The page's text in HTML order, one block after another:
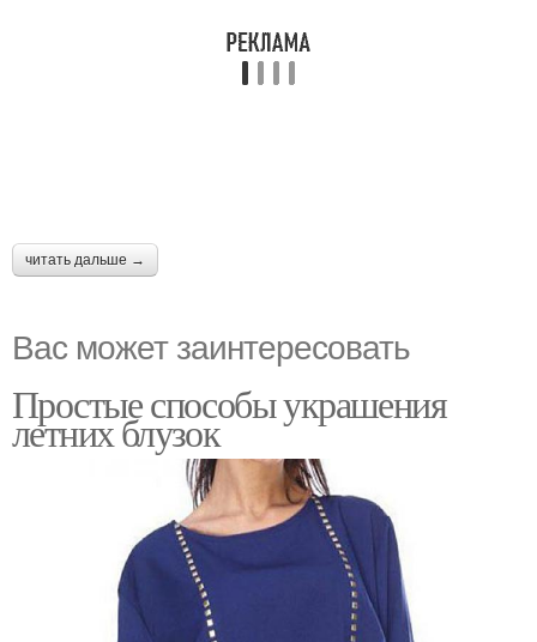
читать дальше →
Вас может заинтересовать
Простые способы украшения
летних блузок